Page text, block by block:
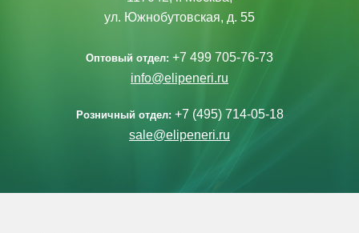
ул. Южнобутовская, д. 55
Оптовый отдел: +7 499 705-76-73
info@elipeneri.ru
Розничный отдел: +7 (495) 714-05-18
sale@elipeneri.ru